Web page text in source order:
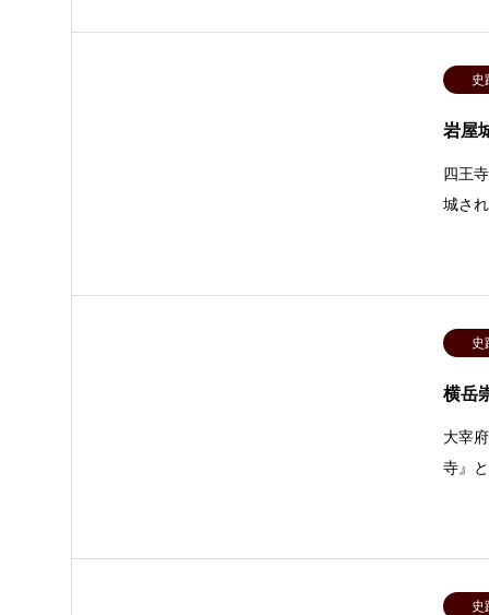
史
岩屋
四王
城さ
史
横岳
大宰
寺』
史